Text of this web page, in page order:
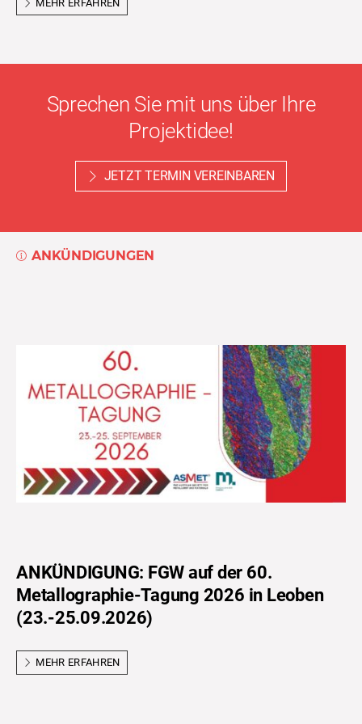
MEHR ERFAHREN
Sprechen Sie mit uns über Ihre
Projektidee!
JETZT TERMIN VEREINBAREN
ANKÜNDIGUNGEN
ANKÜNDIGUNG: FGW auf der 60.
Metallographie-Tagung 2026 in Leoben
(23.-25.09.2026)
MEHR ERFAHREN